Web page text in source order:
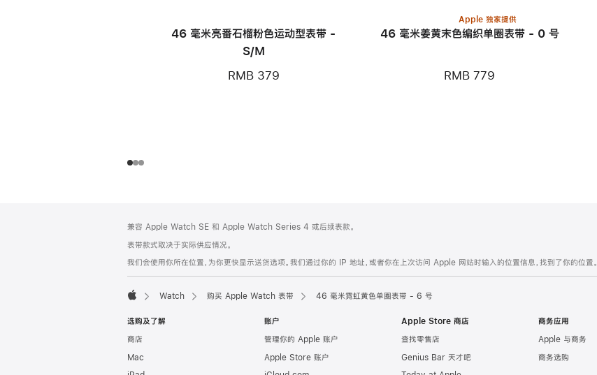
46 毫米亮番石榴粉色运动型表带 -
S/M
RMB 379
Apple 独家提供
46 毫米姜黄末色编织单圈表带 - 0 号
RMB 779
页
页
脚
注
兼容 Apple Watch SE 和 Apple Watch Series 4 或后续表款。
表带款式取决于实际供应情况。
我们会使用你所在位置，为你更快显示送货选项。我们通过你的 IP 地址，或者你在上次访问 Apple 网站时输入的位置信息，找到了你的位置。
Watch 购买 Apple Watch 表带 46 毫米霓虹黄色单圈表带 - 6 号
选购及了解
商店
Mac
账户
管理你的 Apple 账户
Apple Store 账户
Apple Store 商店
查找零售店
Genius Bar 天才吧
商务应用
Apple 与商务
商务选购